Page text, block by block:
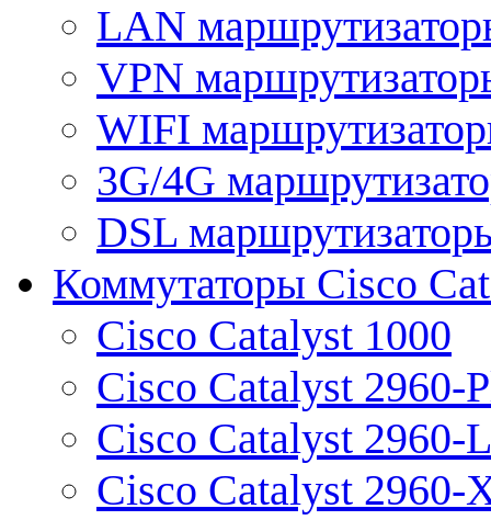
LAN
VPN
WIFI
3G/4G
DSL
Коммутаторы Cisco
Cisco Catalyst 1000
Cisco Catalyst 2960-
Cisco Catalyst 2960-L
Cisco Catalyst 2960-